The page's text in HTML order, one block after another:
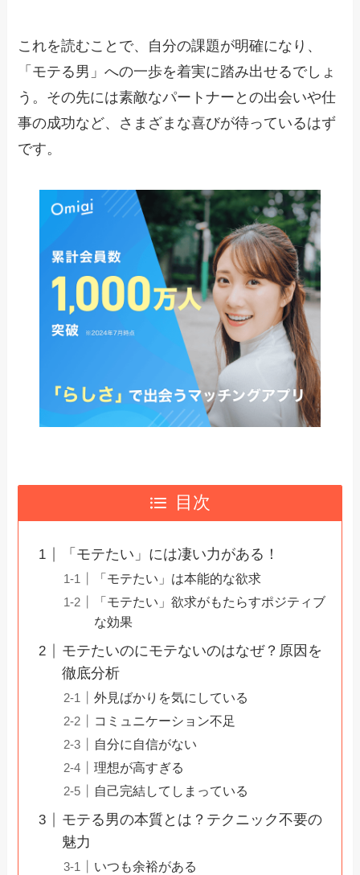
これを読むことで、自分の課題が明確になり、
「モテる男」への一歩を着実に踏み出せるでしょ
う。その先には素敵なパートナーとの出会いや仕
事の成功など、さまざまな喜びが待っているはず
です。
目次
「モテたい」には凄い力がある！
「モテたい」は本能的な欲求
「モテたい」欲求がもたらすポジティブ
な効果
モテたいのにモテないのはなぜ？原因を
徹底分析
外見ばかりを気にしている
コミュニケーション不足
自分に自信がない
理想が高すぎる
自己完結してしまっている
モテる男の本質とは？テクニック不要の
魅力
いつも余裕がある